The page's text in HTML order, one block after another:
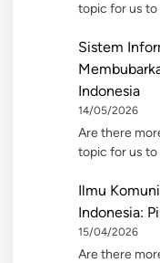
topic for us to
Sistem
Indonesia
14/05/2026
Are there
topic for us
Ilmu
Indonesia:
15/04/2026
Are there